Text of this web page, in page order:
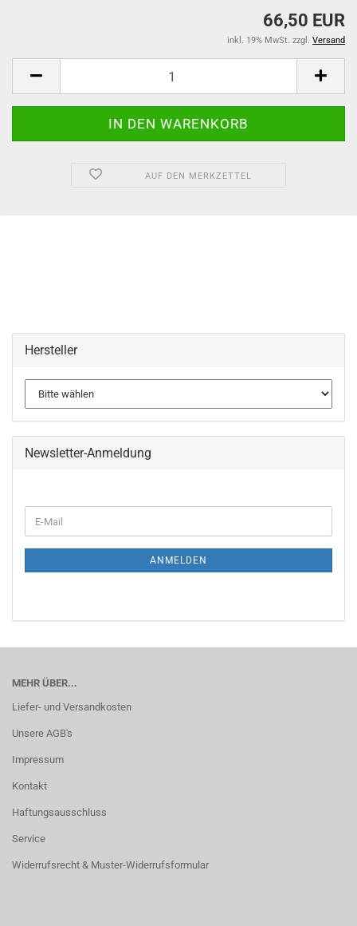
66,50 EUR
inkl. 19% MwSt. zzgl. Versand
AUF DEN MERKZETTEL
Hersteller
Newsletter-Anmeldung
ZUR
E-
Mail
ANMELDEN
MEHR ÜBER...
Liefer- und Versandkosten
Unsere AGB's
Impressum
Kontakt
Haftungsausschluss
Service
Widerrufsrecht & Muster-Widerrufsformular